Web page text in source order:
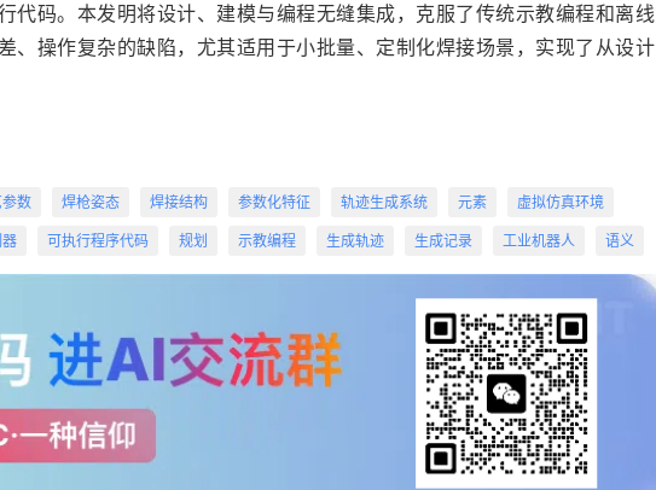
代码。本发明将设计、建模与编程无缝集成，克服了传统示教编程和离线
、操作复杂的缺陷，尤其适用于小批量、定制化焊接场景，实现了从设计
数 焊枪姿态 焊接结构 参数化特征 轨迹生成系统 元素 虚拟仿真环境
可执行程序代码 规划 示教编程 生成轨迹 生成记录 工业机器人 语义